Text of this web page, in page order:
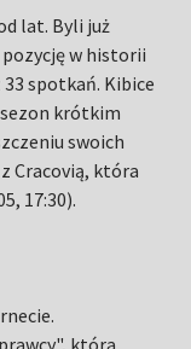
lat. Byli już
w historii
spotkań. Kibice
krótkim
swoich
Cracovią, która
17:30).